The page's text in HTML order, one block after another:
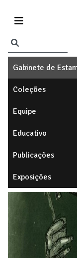
Gabinete de
Coleções
Equipe
Educativo
Publicações
Exposições